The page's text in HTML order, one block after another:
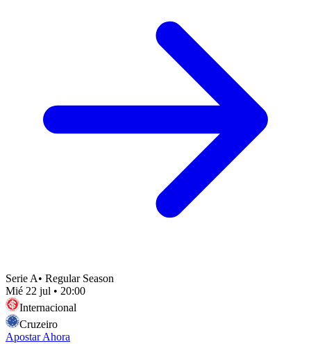
Serie A• Regular Season
Mié 22 jul • 20:00
Internacional
Cruzeiro
Apostar Ahora